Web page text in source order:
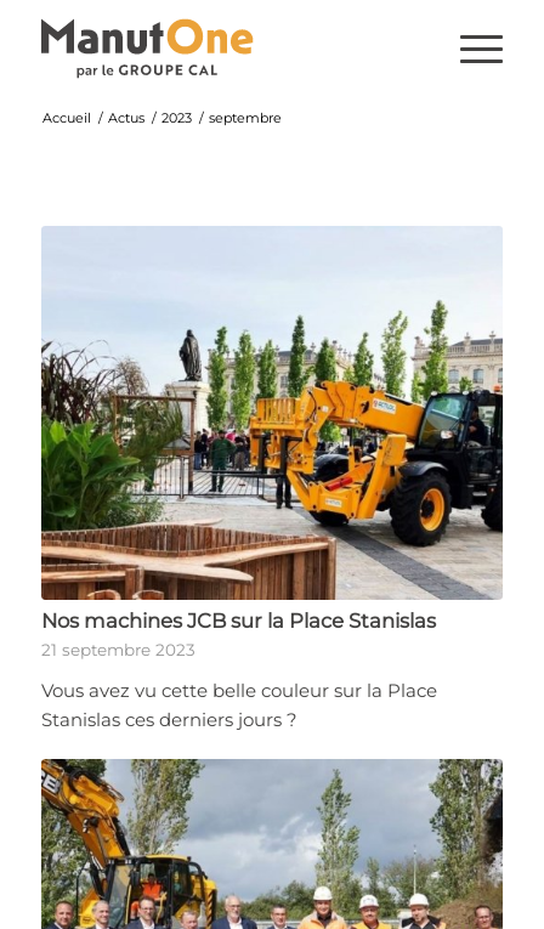
Accueil / Actus / 2023 / septembre
Nos machines JCB sur la Place Stanislas
21 septembre 2023
Vous avez vu cette belle couleur sur la Place
Stanislas ces derniers jours ?